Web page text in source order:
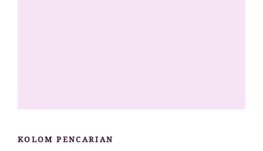
KOLOM PENCARIAN